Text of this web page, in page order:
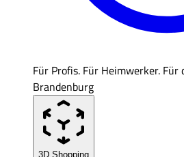
Für Profis. Für Heimwerker.
Brandenburg
3D Shopping